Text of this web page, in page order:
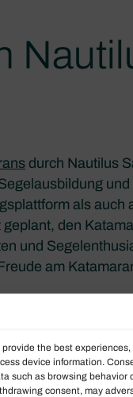
provide the best
device information.
such as browsing behavior
consent, may
durch Nautilus
als auch
den
und
am
14